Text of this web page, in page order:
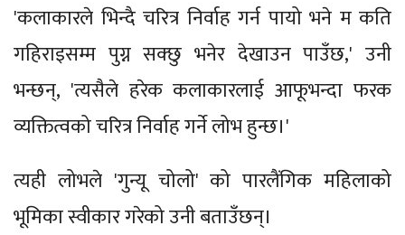
'कलाकारले भिन्दै चरित्र निर्वाह गर्न पायो भने म कति
गहिराइसम्म पुग्न सक्छु भनेर देखाउन पाउँछ,' उनी
भन्छन्, 'त्यसैले हरेक कलाकारलाई आफूभन्दा फरक
व्यक्तित्वको चरित्र निर्वाह गर्ने लोभ हुन्छ।'
त्यही लोभले 'गुन्यू चोलो' को पारलैंगिक महिलाको
भूमिका स्वीकार गरेको उनी बताउँछन्।